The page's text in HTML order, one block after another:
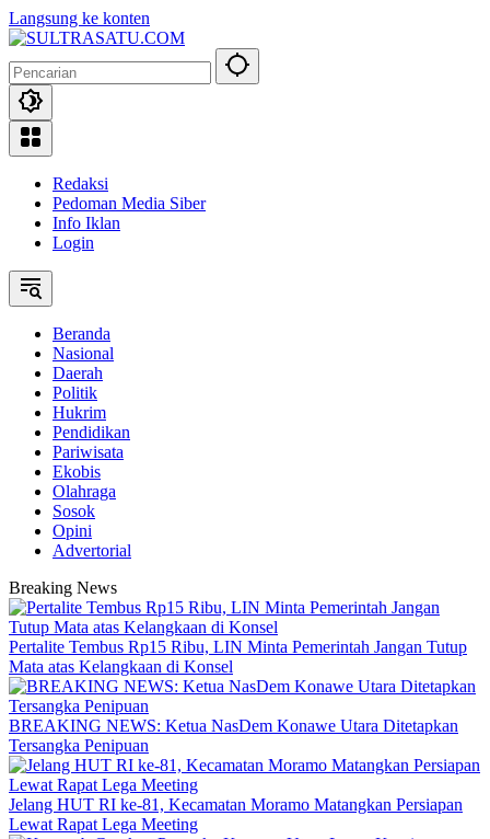
Langsung ke konten
Redaksi
Pedoman Media Siber
Info Iklan
Login
Beranda
Nasional
Daerah
Politik
Hukrim
Pendidikan
Pariwisata
Ekobis
Olahraga
Sosok
Opini
Advertorial
Breaking News
‎Pertalite Tembus Rp15 Ribu, LIN Minta Pemerintah Jangan Tutup
Mata atas Kelangkaan di Konsel
BREAKING NEWS: Ketua NasDem Konawe Utara Ditetapkan
Tersangka Penipuan
‎Jelang HUT RI ke-81, Kecamatan Moramo Matangkan Persiapan
Lewat Rapat Lega Meeting